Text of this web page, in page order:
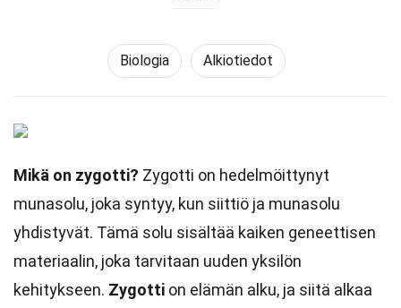
Biologia Alkiotiedot
Mikä on zygotti? Zygotti on hedelmöittynyt
munasolu, joka syntyy, kun siittiö ja munasolu
yhdistyvät. Tämä solu sisältää kaiken geneettisen
materiaalin, joka tarvitaan uuden yksilön
kehitykseen. Zygotti on elämän alku, ja siitä alkaa